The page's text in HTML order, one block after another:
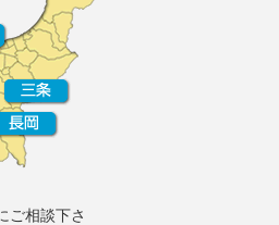
ご相談下さ